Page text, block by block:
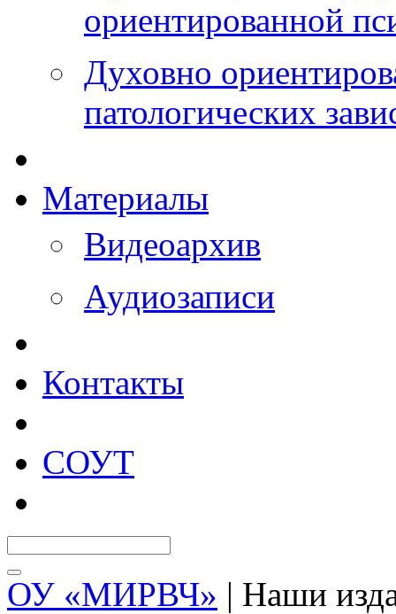
ориентированной
Духовно
патологических
Материалы
Видеоархив
Аудиозаписи
Контакты
СОУТ
ОУ «МИРВЧ» | Наши